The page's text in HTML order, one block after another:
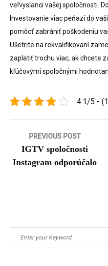
veľvyslanci vašej spoločnosti.
Investovanie viac peňazí do
pomôcť zabrániť poškodeniu
Ušetrite na rekvalifikovaní
zaplatiť trochu viac, ak chcete
kľúčovými spoločnými
4.1/5 -
Navigace
pro
PREVIOUS POST
IGTV spoločnosti
Instagram odporúčalo
for: